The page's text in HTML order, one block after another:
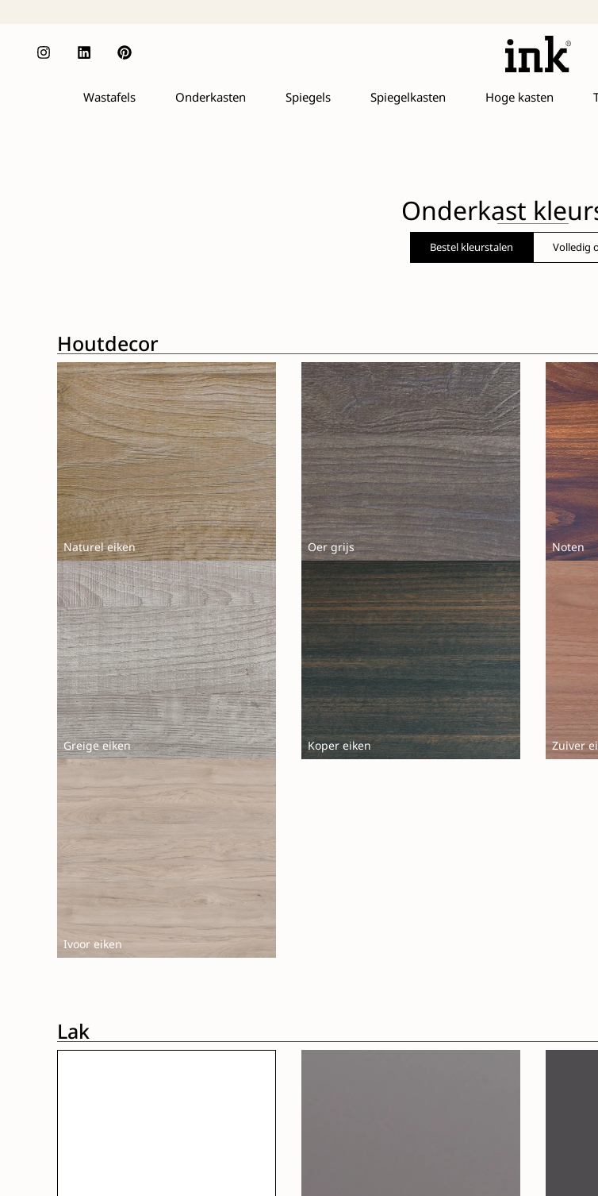
Wastafels Onderkasten Spiegels Spiegelkasten Hoge kasten
Onderkast
Bestel kleurstalen Volledig
Houtdecor
Naturel eiken Oer grijs Noten
Greige eiken Koper eiken Zuiver
Ivoor eiken
Lak